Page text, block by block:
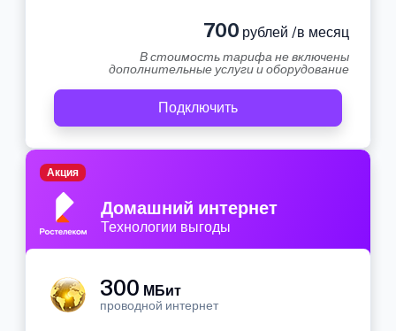
700 рублей /в месяц
В стоимость тарифа не включены
дополнительные услуги и оборудование
Подключить
Домашний интернет
Технологии выгоды
Акция
300 МБит
проводной интернет